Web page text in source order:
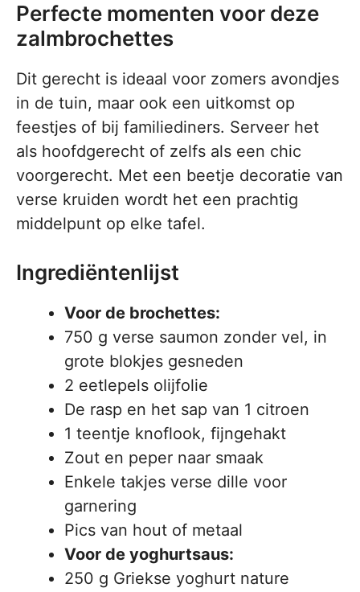
Perfecte momenten voor deze
zalmbrochettes
Dit gerecht is ideaal voor zomers avondjes
in de tuin, maar ook een uitkomst op
feestjes of bij familiediners. Serveer het
als hoofdgerecht of zelfs als een chic
voorgerecht. Met een beetje decoratie van
verse kruiden wordt het een prachtig
middelpunt op elke tafel.
Ingrediëntenlijst
Voor de brochettes:
750 g verse saumon zonder vel, in
grote blokjes gesneden
2 eetlepels olijfolie
De rasp en het sap van 1 citroen
1 teentje knoflook, fijngehakt
Zout en peper naar smaak
Enkele takjes verse dille voor
garnering
Pics van hout of metaal
Voor de yoghurtsaus:
250 g Griekse yoghurt nature